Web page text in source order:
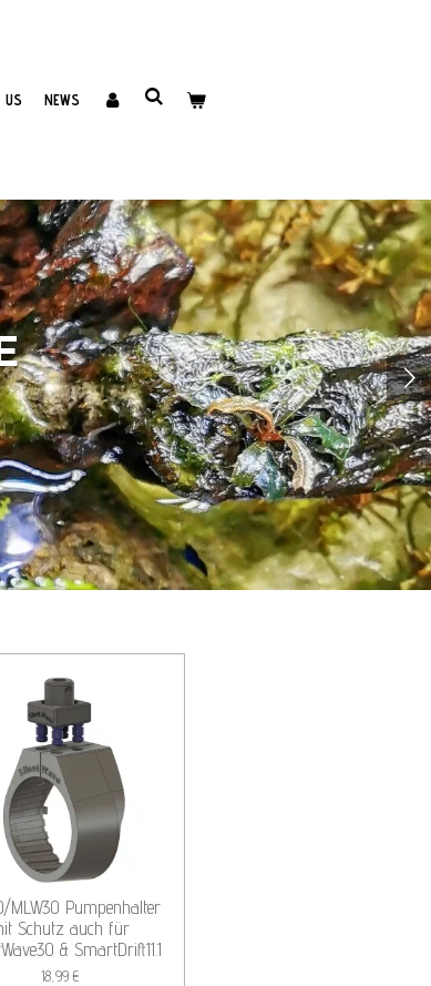
US NEWS
MLW30 Pumpenhalter
Schutz auch für
& SmartDrift11.1
18,99 €